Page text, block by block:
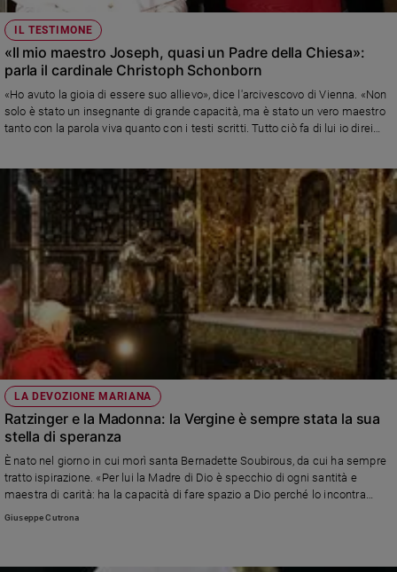
IL TESTIMONE
«Il mio maestro Joseph, quasi un Padre della Chiesa»:
parla il cardinale Christoph Schonborn
«Ho avuto la gioia di essere suo allievo», dice l'arcivescovo di Vienna. «Non
solo è stato un insegnante di grande capacità, ma è stato un vero maestro
tanto con la parola viva quanto con i testi scritti. Tutto ciò fa di lui io direi
vicino a sant'Agostino». Intervista raccolta da François Vayne
LA DEVOZIONE MARIANA
Ratzinger e la Madonna: la Vergine è sempre stata la sua
stella di speranza
È nato nel giorno in cui morì santa Bernadette Soubirous, da cui ha sempre
tratto ispirazione. «Per lui la Madre di Dio è specchio di ogni santità e
maestra di carità: ha la capacità di fare spazio a Dio perché lo incontra
nella preghiera e nel servizio al prossimo», spiega il mariologo don Filippo
Giuseppe Cutrona